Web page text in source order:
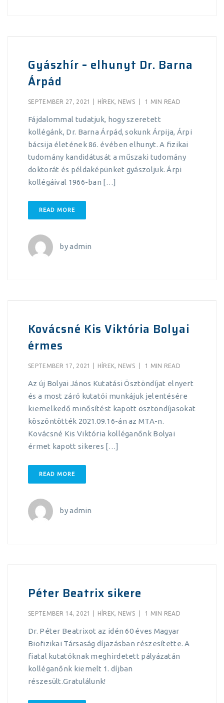
Gyászhír – elhunyt Dr. Barna
Árpád
SEPTEMBER 27, 2021 HÍREK, NEWS 1 MIN READ
Fájdalommal tudatjuk, hogy szeretett
kollégánk, Dr. Barna Árpád, sokunk Árpija, Árpi
bácsija életének 86. évében elhunyt. A fizikai
tudomány kandidátusát a műszaki tudomány
doktorát és példaképünket gyászoljuk. Árpi
kollégáival 1966-ban […]
READ MORE
byadmin
Kovácsné Kis Viktória Bolyai
érmes
SEPTEMBER 17, 2021 HÍREK, NEWS 1 MIN READ
Az új Bolyai János Kutatási Ösztöndíjat elnyert
és a most záró kutatói munkájuk jelentésére
kiemelkedő minősítést kapott ösztöndíjasokat
köszöntötték 2021.09.16-án az MTA-n.
Kovácsné Kis Viktória kolléganőnk Bolyai
érmet kapott sikeres […]
READ MORE
byadmin
Péter Beatrix sikere
SEPTEMBER 14, 2021 HÍREK, NEWS 1 MIN READ
Dr. Péter Beatrixot az idén 60 éves Magyar
Biofizikai Társaság díjazásban részesítette. A
fiatal kutatóknak meghirdetett pályázatán
kolléganőnk kiemelt 1. díjban
részesült.Gratulálunk!